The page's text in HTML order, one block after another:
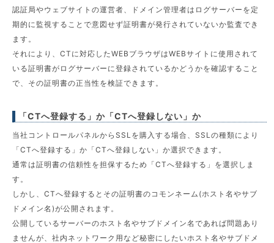
認証局やウェブサイトの運営者、ドメイン管理者はログサーバーを定
期的に監視することで意図せず証明書が発行されていないか監査でき
ます。
それにより、CTに対応したWEBブラウザはWEBサイトに使用されて
いる証明書がログサーバーに登録されているかどうかを確認すること
で、その証明書の正当性を検証できます。
「CTへ登録する」か「CTへ登録しない」か
当社コントロールパネルからSSLを購入する場合、SSLの種類により
「CTへ登録する」か「CTへ登録しない」か選択できます。
通常は証明書の信頼性を担保するため「CTへ登録する」を選択しま
す。
しかし、CTへ登録するとその証明書のコモンネーム(ホスト名やサブ
ドメイン名)が公開されます。
公開しているサーバーのホスト名やサブドメイン名であれば問題あり
ませんが、社内ネットワーク用など秘密にしたいホスト名やサブドメ